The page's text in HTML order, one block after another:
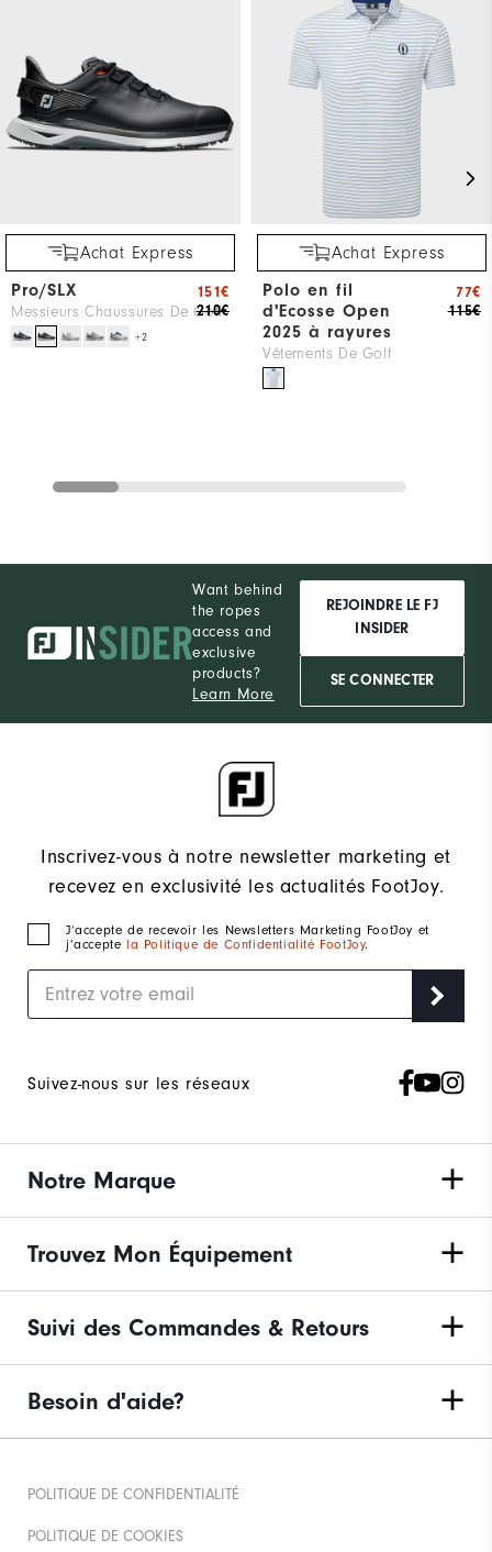
Achat Express
Pro/SLX
Messieurs Chaussures De Golf
+2
210€
151€
Achat Express
Polo en fil
d'Ecosse Open
2025 à rayures
Vêtements De Golf
115€
77€
Want behind
the ropes
access and
exclusive
products?
Learn More
REJOINDRE LE FJ
INSIDER
SE CONNECTER
Inscrivez-vous à notre newsletter marketing et
recevez en exclusivité les actualités FootJoy.
J‘accepte de recevoir les Newsletters Marketing FootJoy et
j’accepte la Politique de Confidentialité FootJoy.
Suivez-nous sur les réseaux
Notre Marque
Trouvez Mon Équipement
Suivi des Commandes & Retours
Besoin d'aide?
POLITIQUE DE CONFIDENTIALITÉ
POLITIQUE DE COOKIES